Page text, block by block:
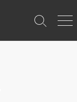
検
メ